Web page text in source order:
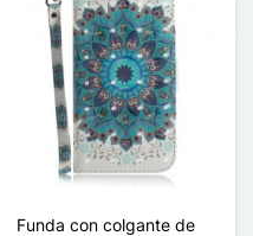
Funda con colgante de